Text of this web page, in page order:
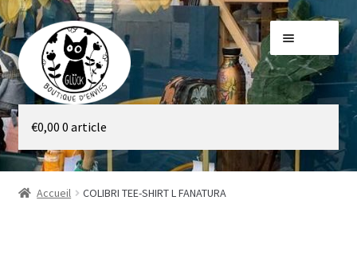
Aller
à
la
navigation
Aller
au
contenu
Galerie
Boutique
€0,00 0 article
Accueil COLIBRI TEE-SHIRT L FANATURA